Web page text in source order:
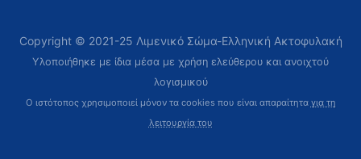
Copyright © 2021-25 Λιμενικό Σώμα-Ελληνική Ακτοφυλακή
Υλοποιήθηκε με ίδια μέσα με χρήση ελεύθερου και ανοιχτού
λογισμικού
Ο ιστότοπος χρησιμοποιεί μόνον τα cookies που είναι απαραίτητα για τη
λειτουργία του